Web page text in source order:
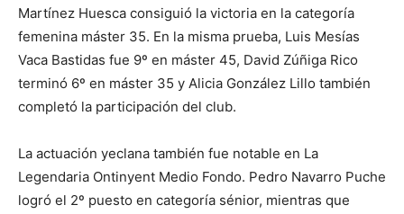
Martínez Huesca consiguió la victoria en la categoría
femenina máster 35. En la misma prueba, Luis Mesías
Vaca Bastidas fue 9º en máster 45, David Zúñiga Rico
terminó 6º en máster 35 y Alicia González Lillo también
completó la participación del club.
La actuación yeclana también fue notable en La
Legendaria Ontinyent Medio Fondo. Pedro Navarro Puche
logró el 2º puesto en categoría sénior, mientras que